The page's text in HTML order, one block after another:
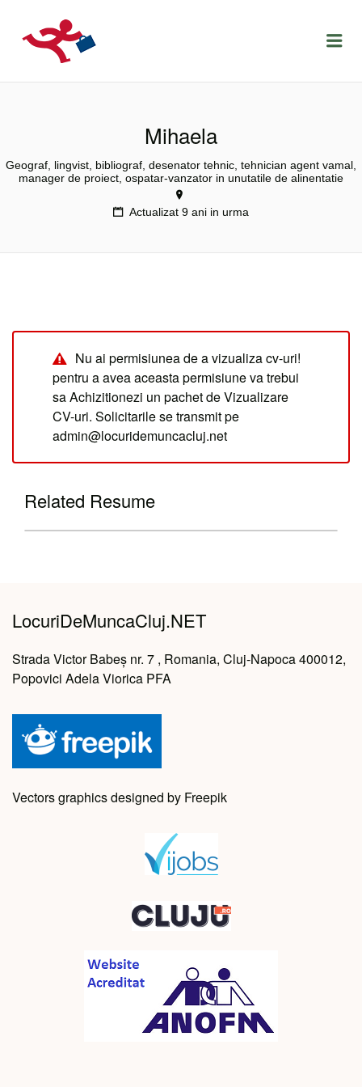
LOCURIDEMUNCACLUJ.NET
Mihaela
Geograf, lingvist, bibliograf, desenator tehnic, tehnician agent vamal,
manager de proiect, ospatar-vanzator in unutatile de alinentatie
Actualizat 9 ani in urma
Nu ai permisiunea de a vizualiza cv-uri!
pentru a avea aceasta permisiune va trebui
sa Achizitionezi un pachet de Vizualizare
CV-uri. Solicitarile se transmit pe
admin@locuridemuncacluj.net
Related Resume
LocuriDeMuncaCluj.NET
Strada Victor Babeș nr. 7 , Romania, Cluj-Napoca 400012,
Popovici Adela Viorica PFA
Vectors graphics designed by Freepik